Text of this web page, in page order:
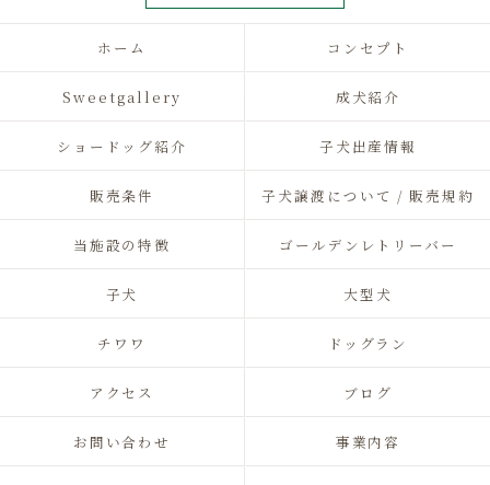
ホーム コンセプト
Sweetgallery 成犬紹介
ショードッグ紹介 子犬出産情報
販売条件 子犬譲渡について / 販売規約
当施設の特徴 ゴールデンレトリーバー
子犬 大型犬
チワワ ドッグラン
アクセス ブログ
お問い合わせ 事業内容